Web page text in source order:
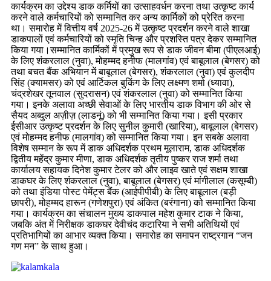
कार्यक्रम का उद्देश्य डाक कर्मियों का उत्साहवर्धन करना तथा उत्कृष्ट कार्य
करने वाले कर्मचारियों को सम्मानित कर अन्य कार्मिकों को प्रेरित करना
था। समारोह में वित्तीय वर्ष 2025-26 में उत्कृष्ट प्रदर्शन करने वाले शाखा
डाकपालों एवं कर्मचारियों को स्मृति चिन्ह और प्रशस्ति पत्र देकर सम्मानित
किया गया।सम्मानित कार्मिकों में प्रमुख रूप से डाक जीवन बीमा (पीएलआई)
के लिए शंकरलाल (नुवा), मोहम्मद हनीफ (मालगांव) एवं बाबूलाल (बेगसर) को
तथा बचत बैंक अभियान में बाबूलाल (बेगसर), शंकरलाल (नुवा) एवं कुलदीप
सिंह (क्यामसर) को एवं आर्टिकल बुकिंग के लिए लक्ष्मण शर्मा (ध्यावा),
चंद्रशेखर तूनवाल (सुदरासन) एवं शंकरलाल (नुवा) को सम्मानित किया
गया। इनके अलावा अच्छी सेवाओं के लिए भारतीय डाक विभाग की ओर से
सैयद अब्दुल अज़ीज़ (लाडनूं) को भी सम्मानित किया गया। इसी प्रकार
ईसीआर उत्कृष्ट प्रदर्शन के लिए सुनील कुमारी (खारिया), बाबूलाल (बेगसर)
एवं मोहम्मद हनीफ (मालगांव) को सम्मानित किया गया। इन सबके अलावा
विशेष सम्मान के रूप में डाक अधिदर्शक प्रथम मूलाराम, डाक अधिदर्शक
द्वितीय महेंद्र कुमार मीणा, डाक अधिदर्शक तृतीय पुष्कर राज शर्मा तथा
कार्यालय सहायक दिनेश कुमार टेलर को और लाइव खाते एवं सक्षम शाखा
डाकघर के लिए शंकरलाल (नुवा), बाबूलाल (बेगसर) एवं मांगीलाल (कसूम्बी)
को तथा इंडिया पोस्ट पेमेंट्स बैंक (आईपीपीबी) के लिए बाबूलाल (बड़ी
छापरी), मोहम्मद हारून (गणेशपुरा) एवं अंकित (बरंगाना) को सम्मानित किया
गया। कार्यक्रम का संचालन मुख्य डाकपाल महेश कुमार टाक ने किया,
जबकि अंत में निरीक्षक डाकघर देवीचंद कटारिया ने सभी अतिथियों एवं
प्रतिभागियों का आभार व्यक्त किया। समारोह का समापन राष्ट्रगान “जन
गण मन” के साथ हुआ।